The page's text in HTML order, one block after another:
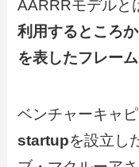
AARRRモデルと
利用するところ
を表したフレー
ベンチャーキャ
startupを設立し